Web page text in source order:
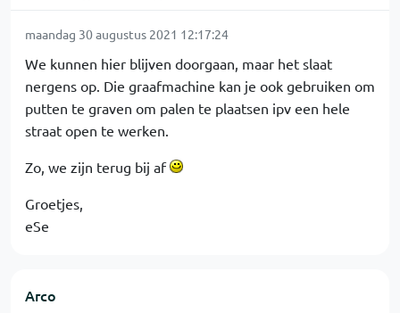
maandag 30 augustus 2021 12:17:24
We kunnen hier blijven doorgaan, maar het slaat
nergens op. Die graafmachine kan je ook gebruiken om
putten te graven om palen te plaatsen ipv een hele
straat open te werken.
Zo, we zijn terug bij af
Groetjes,
eSe
Arco